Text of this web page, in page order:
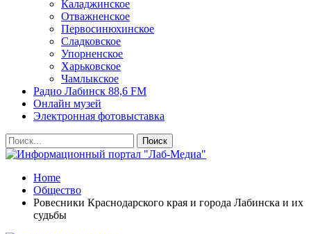
Каладжинское
Отважненское
Первосинюхинское
Сладковское
Упорненское
Харьковское
Чамлыкское
Радио Лабинск 88,6 FM
Онлайн музей
Электронная фотовыставка
Home
Общество
Ровесники Краснодарского края и города Лабинска и их
судьбы